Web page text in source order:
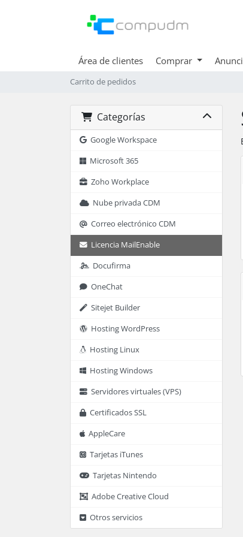
Área de clientes Comprar
Carrito de pedidos
Categorías
Google Workspace
Microsoft 365
Zoho Workplace
Nube privada CDM
Correo electrónico CDM
Licencia MailEnable
Docufirma
OneChat
Sitejet Builder
Hosting WordPress
Hosting Linux
Hosting Windows
Servidores virtuales (VPS)
Certificados SSL
AppleCare
Tarjetas iTunes
Tarjetas Nintendo
Adobe Creative Cloud
Otros servicios